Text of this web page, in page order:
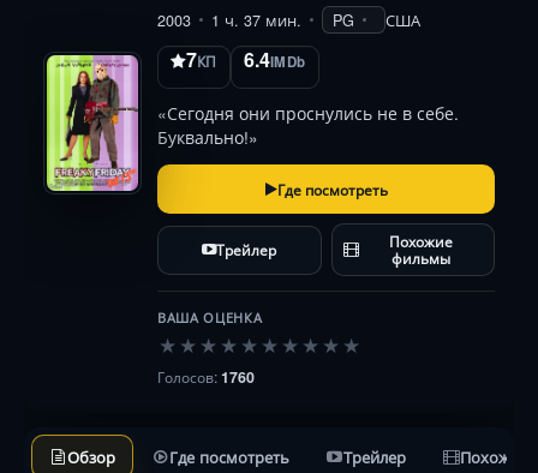
2003
1 ч. 37 мин. PG США
7КП 6.4IMDb
«Сегодня они проснулись не в себе.
Буквально!»
Где посмотреть
Трейлер Похожие
фильмы
ВАША ОЦЕНКА
★ ★ ★ ★ ★ ★ ★ ★ ★ ★
Голосов:1760
Обзор Где посмотреть Трейлер Похожие